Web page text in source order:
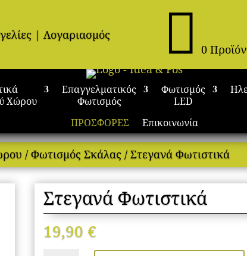
|Λογαριασμός  0
Χώρου
Επαγγελματικός
Φωτισμός
Φωτισμός
LED
ΠΡΟΣΦΟΡΕΣ Επικοινωνία
/Φωτισμός Σκάλας / Στεγανά Φωτιστικά
Στεγανά Φωτιστικά
19,90 €